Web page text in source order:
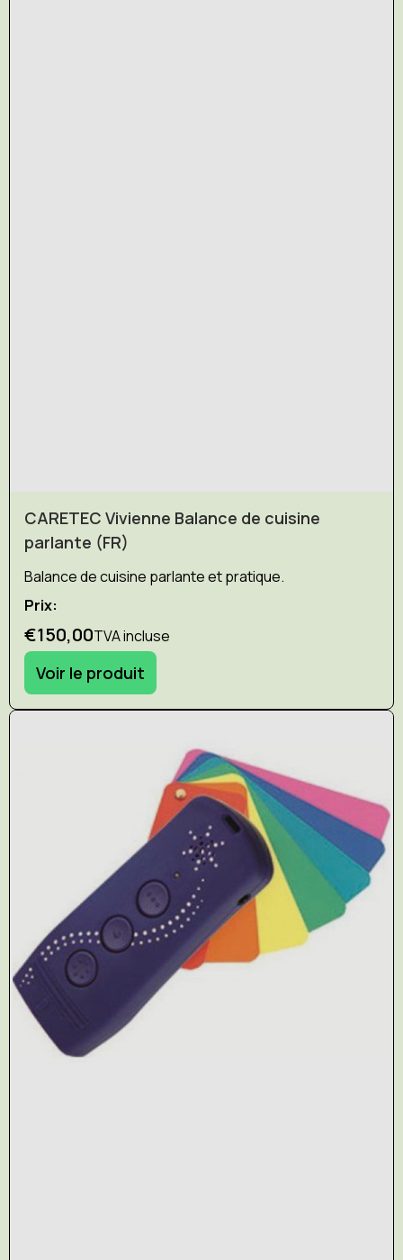
CARETEC Vivienne Balance de cuisine
parlante (FR)
Balance de cuisine parlante et pratique.
Prix:
€150,00TVA incluse
Voir le produit